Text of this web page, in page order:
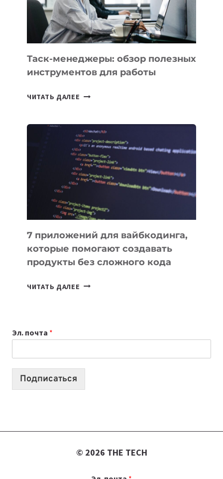
ЕМУ
МОЖНО
ПОРУЧИТЬ
УЖЕ
СЕГОДНЯ
Таск-менеджеры: обзор полезных
инструментов для работы
ЧИТАТЬ ДАЛЕЕ ТАСК-
ПОЛЕЗНЫХ
ИНСТРУМЕНТОВ
ДЛЯ
РАБОТЫ
7 приложений для вайбкодинга,
которые помогают создавать
продукты без сложного кода
ЧИТАТЬ ДАЛЕЕ 7
СОЗДАВАТЬ
ПРОДУКТЫ
Эл. почта *
Подписаться
© 2026 THE TECH